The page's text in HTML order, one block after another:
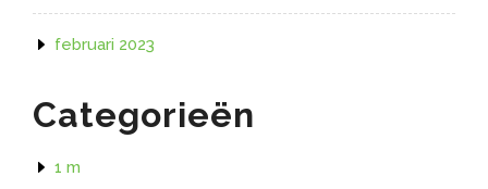
februari 2023
Categorieën
1 m